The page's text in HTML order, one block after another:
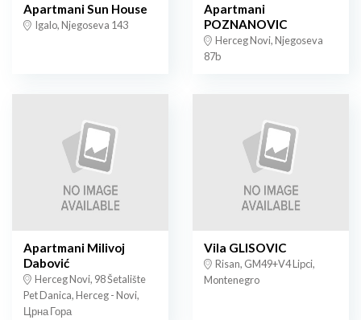
Apartmani Sun House
Igalo, Njegoseva 143
Apartmani
POZNANOVIC
Herceg Novi, Njegoseva
87b
Apartmani Milivoj
Dabović
Herceg Novi, 98 Šetalište
Pet Danica, Herceg - Novi,
Црна Гора
Vila GLISOVIC
Risan, GM49+V4 Lipci,
Montenegro